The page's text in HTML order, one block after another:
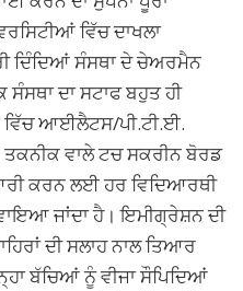
ਵਿੱਚ ਦਾਖਲਾ
ਦਿੰਦਿਆਂ ਸੰਸਥਾ ਦੇ ਚੇਅਰਮੈਨ
ਸੰਸਥਾ ਦਾ ਸਟਾਫ ਬਹੁਤ ਹੀ
ਵਿੱਚ ਆਈਲੈਟਸ/ਪੀ.ਟੀ.ਈ.
ਵਾਲੇ ਟਚ ਸਕਰੀਨ ਬੋਰਡ
ਕਰਨ ਲਈ ਹਰ ਵਿਦਿਆਰਥੀ
ਜਾਂਦਾ ਹੈ। ਇਮੀਗ੍ਰੇਸ਼ਨ ਦੀ
ਦੀ ਸਲਾਹ ਨਾਲ ਤਿਆਰ
ਬੱਚਿਆਂ ਨੂੰ ਵੀਜਾ ਸੌਪਿਦਿਆਂ